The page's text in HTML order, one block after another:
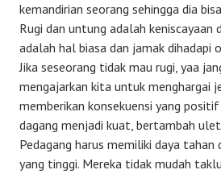
kemandirian seorang sehingga dia
Rugi dan untung adalah keniscayaan
adalah hal biasa dan jamak dihadapi
Jika seseorang tidak mau rugi, yaa
mengajarkan kita untuk menghargai
memberikan konsekuensi yang
dagang menjadi kuat, bertambah
Pedagang harus memiliki daya tahan
yang tinggi. Mereka tidak mudah